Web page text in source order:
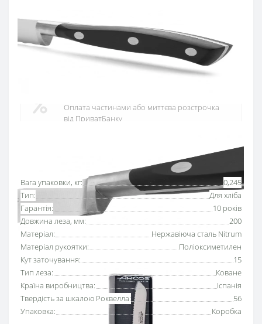
Всі характеристики
Вага упаковки, кг:
0,245
Тип:
Для хліба
Гарантія:
10 років
Довжина леза, мм:
200
Матеріал:
Нержавіюча сталь Nitrum
Матеріал рукоятки:
Поліоксиметилен
Кут заточування:
15
Тип леза:
Коване
Країна виробництва:
Іспанія
Твердість за шкалою Роквелла:
56
Упаковка:
Коробка
Гарантія якості
10 років гарантія на ножі
Оплата частинами або миттєва розстрочка
від ПриватБанку